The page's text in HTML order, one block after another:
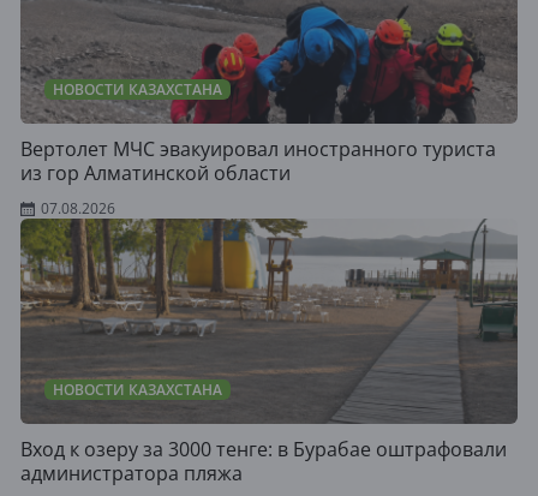
НОВОСТИ КАЗАХСТАНА
Вертолет МЧС эвакуировал иностранного туриста
из гор Алматинской области
07.08.2026
НОВОСТИ КАЗАХСТАНА
Вход к озеру за 3000 тенге: в Бурабае оштрафовали
администратора пляжа